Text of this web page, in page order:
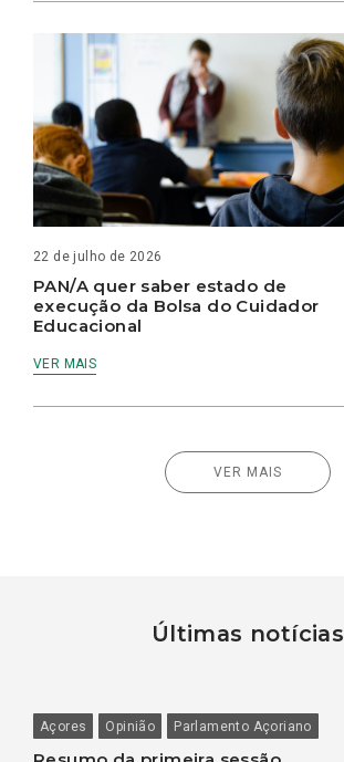
22 de julho de 2026
PAN/A quer saber estado de
execução da Bolsa do Cuidador
Educacional
VER MAIS
VER MAIS
Últimas notícias
Açores Opinião Parlamento Açoriano